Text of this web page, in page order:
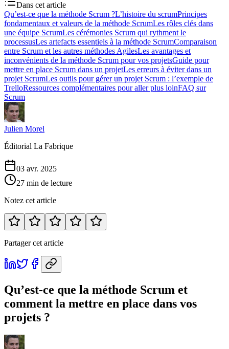
Dans cet article
Qu’est-ce que la méthode Scrum ?L’histoire du scrumPrincipes
fondamentaux et valeurs de la méthode ScrumLes rôles clés dans
une équipe ScrumLes cérémonies Scrum qui rythment le
processusLes artefacts essentiels à la méthode ScrumComparaison
entre Scrum et les autres méthodes AgilesLes avantages et
inconvénients de la méthode Scrum pour vos projetsGuide pour
mettre en place Scrum dans un projetLes erreurs à éviter dans un
projet ScrumLes outils pour gérer un projet Scrum : l’exemple de
TrelloRessources complémentaires pour aller plus loinFAQ sur
Scrum
Julien Morel
Éditorial La Fabrique
03 avr. 2025
27 min de lecture
Notez cet article
Partager cet article
Qu’est-ce que la méthode Scrum et
comment la mettre en place dans vos
projets ?